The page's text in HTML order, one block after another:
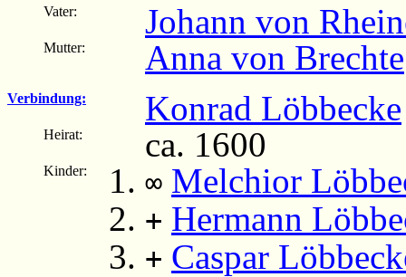
Vater: Johann von
Mutter: Anna von Brechte
Verbindung: Konrad Löbbecke
Heirat: ca. 1600
Kinder: ∞ Melchior
+ Hermann
+ Caspar